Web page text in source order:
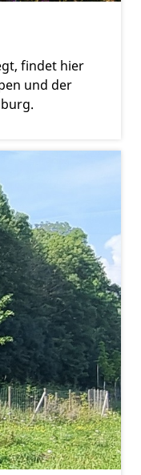
findet hier
und der